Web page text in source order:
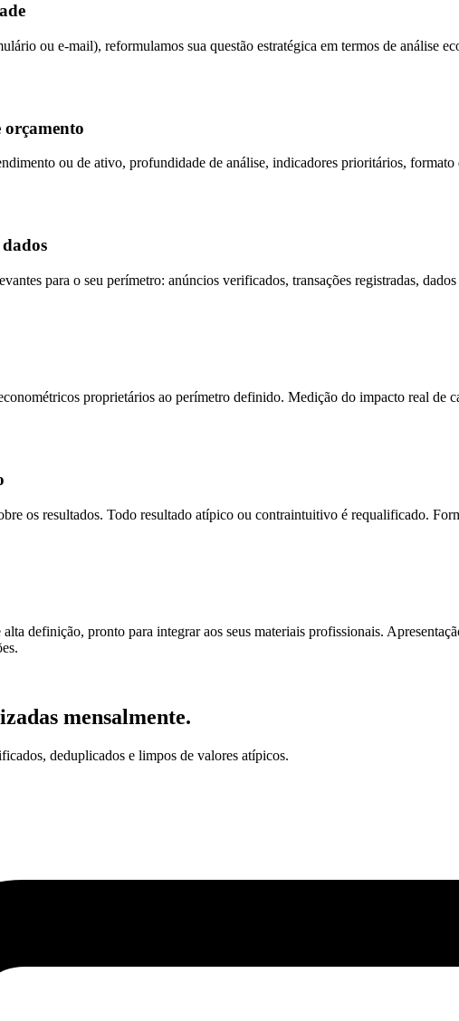
ou e-mail), reformulamos sua questão estratégica em termos de análise
ou de ativo, profundidade de análise, indicadores prioritários,
para o seu perímetro: anúncios verificados, transações registradas,
proprietários ao perímetro definido. Medição do impacto real de
os resultados. Todo resultado atípico ou contraintuitivo é requalificado.
definição, pronto para integrar aos seus materiais profissionais.
mensalmente.
deduplicados e limpos de valores atípicos.